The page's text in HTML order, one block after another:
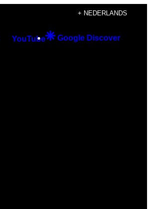
+ NEDERLANDS
YouTube
Google Discover